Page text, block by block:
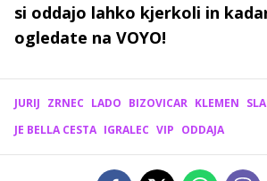
si oddajo lahko kjerkoli in
ogledate na VOYO!
JURIJ ZRNEC LADO BIZOVICAR KLEMEN
JE BELLA CESTA IGRALEC VIP ODDAJA